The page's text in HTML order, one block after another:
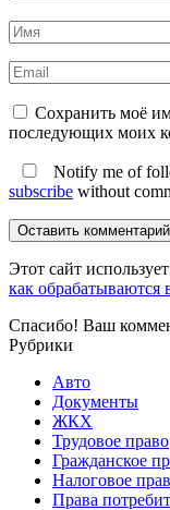
Сохранить моё
последующих моих
Notify me of
subscribe without
Оставить комментарий
Этот сайт
как
Спасибо! Ваш
Рубрики
Авто
Документы
ЖКХ
Трудовое право
Гражданское
Налоговое
Права